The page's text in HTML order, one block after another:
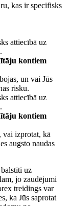
kas ir specifisks
attiecībā uz
kontiem
un vai Jūs
risku.
attiecībā uz
kontiem
vai izprotat, kā
augsto naudas
uz
jo zaudējumi
treidings var
ka Jūs saprotat